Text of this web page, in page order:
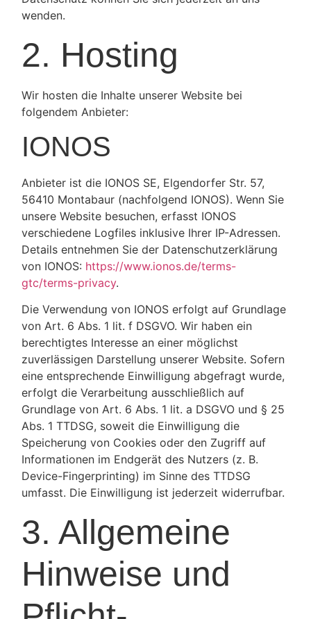
wenden.
2. Hosting
Wir hosten die Inhalte unserer Website bei
folgendem Anbieter:
IONOS
Anbieter ist die IONOS SE, Elgendorfer Str. 57,
56410 Montabaur (nachfolgend IONOS). Wenn Sie
unsere Website besuchen, erfasst IONOS
verschiedene Logfiles inklusive Ihrer IP-Adressen.
Details entnehmen Sie der Datenschutzerklärung
von IONOS: https://www.ionos.de/terms-
gtc/terms-privacy.
Die Verwendung von IONOS erfolgt auf Grundlage
von Art. 6 Abs. 1 lit. f DSGVO. Wir haben ein
berechtigtes Interesse an einer möglichst
zuverlässigen Darstellung unserer Website. Sofern
eine entsprechende Einwilligung abgefragt wurde,
erfolgt die Verarbeitung ausschließlich auf
Grundlage von Art. 6 Abs. 1 lit. a DSGVO und § 25
Abs. 1 TTDSG, soweit die Einwilligung die
Speicherung von Cookies oder den Zugriff auf
Informationen im Endgerät des Nutzers (z. B.
Device-Fingerprinting) im Sinne des TTDSG
umfasst. Die Einwilligung ist jederzeit widerrufbar.
3. Allgemeine
Hinweise und